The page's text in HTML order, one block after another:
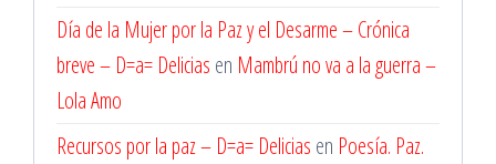
Día de la Mujer por la Paz y el Desarme – Crónica
breve – D=a= Delicias en Mambrú no va a la guerra –
Lola Amo
Recursos por la paz – D=a= Delicias en Poesía. Paz.